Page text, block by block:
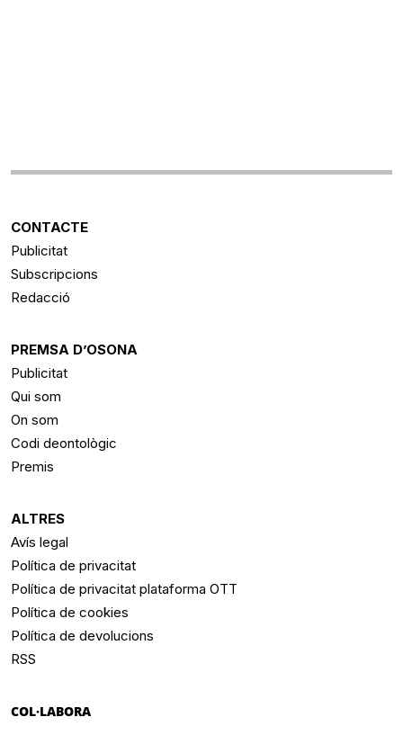
CONTACTE
Publicitat
Subscripcions
Redacció
PREMSA D’OSONA
Publicitat
Qui som
On som
Codi deontològic
Premis
ALTRES
Avís legal
Política de privacitat
Política de privacitat plataforma OTT
Política de cookies
Política de devolucions
RSS
COL·LABORA